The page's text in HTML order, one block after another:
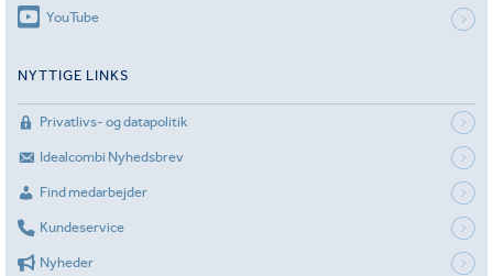
YouTube
NYTTIGE LINKS
Privatlivs- og datapolitik
Idealcombi Nyhedsbrev
Find medarbejder
Kundeservice
Nyheder